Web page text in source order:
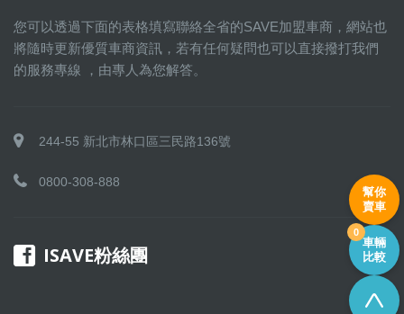
您可以透過下面的表格填寫聯絡全省的SAVE加盟車商，網站也
將隨時更新優質車商資訊，若有任何疑問也可以直接撥打我們
的服務專線 ，由專人為您解答。
244-55 新北市林口區三民路136號
0800-308-888
ISAVE粉絲團
幫你
賣車
車輛
比較
0